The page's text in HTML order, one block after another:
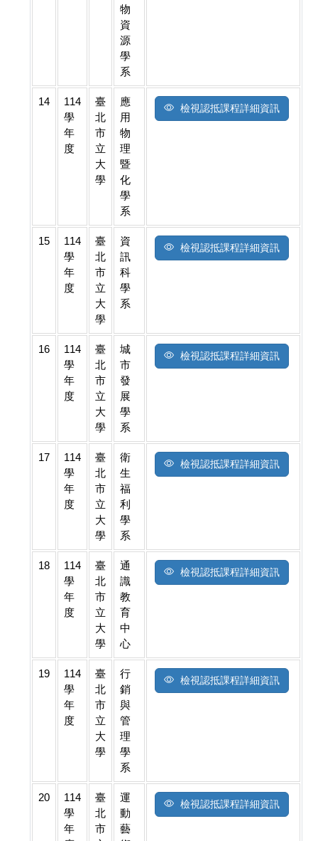
物
資
源
學
系
14
114
學
年
度
臺
北
市
立
大
學
應
用
物
理
暨
化
學
系
檢視認抵課程詳細資訊
15
114
學
年
度
臺
北
市
立
大
學
資
訊
科
學
系
檢視認抵課程詳細資訊
16
114
學
年
度
臺
北
市
立
大
學
城
市
發
展
學
系
檢視認抵課程詳細資訊
17
114
學
年
度
臺
北
市
立
大
學
衛
生
福
利
學
系
檢視認抵課程詳細資訊
18
114
學
年
度
臺
北
市
立
大
學
通
識
教
育
中
心
檢視認抵課程詳細資訊
19
114
學
年
度
臺
北
市
立
大
學
行
銷
與
管
理
學
系
檢視認抵課程詳細資訊
20
114
學
年
臺
北
市
運
動
藝
檢視認抵課程詳細資訊